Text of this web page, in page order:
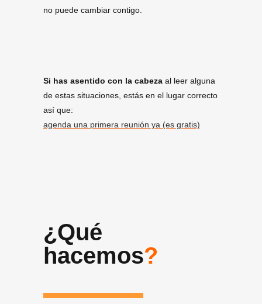
no puede cambiar contigo.
Si has asentido con la cabeza al leer alguna
de estas situaciones, estás en el lugar correcto
así que:
agenda una primera reunión ya (es gratis)
¿Qué
hacemos?